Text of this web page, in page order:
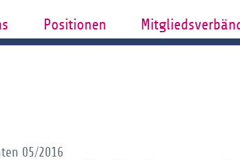
Positionen
05/2016